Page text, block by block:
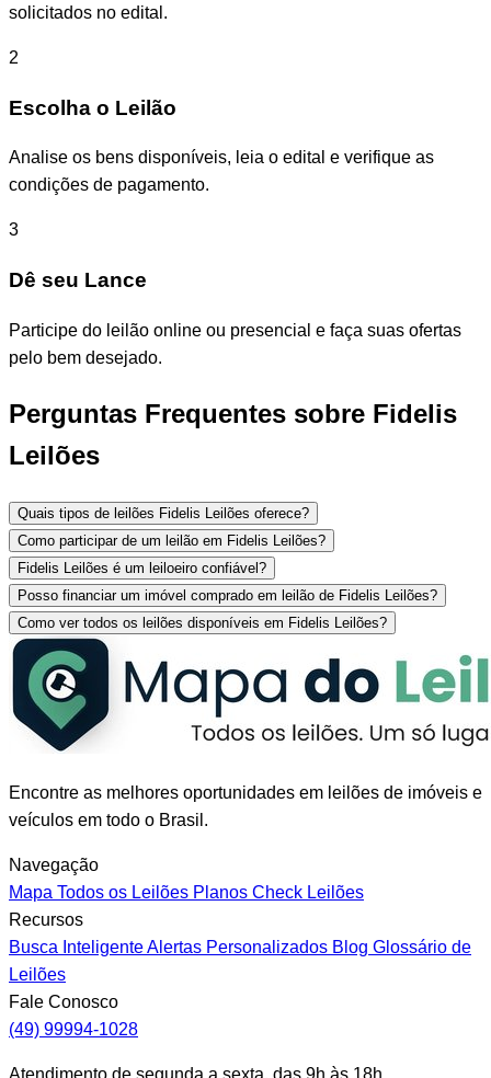
solicitados no edital.
2
Escolha o Leilão
Analise os bens disponíveis, leia o edital e verifique as
condições de pagamento.
3
Dê seu Lance
Participe do leilão online ou presencial e faça suas ofertas
pelo bem desejado.
Perguntas Frequentes sobre Fidelis
Leilões
Quais tipos de leilões Fidelis Leilões oferece?
Como participar de um leilão em Fidelis Leilões?
Fidelis Leilões é um leiloeiro confiável?
Posso financiar um imóvel comprado em leilão de Fidelis Leilões?
Como ver todos os leilões disponíveis em Fidelis Leilões?
Encontre as melhores oportunidades em leilões de imóveis e
veículos em todo o Brasil.
Navegação
Mapa Todos os Leilões Planos Check Leilões
Recursos
Busca InteligenteAlertas Personalizados Blog Glossário de
Leilões
Fale Conosco
(49) 99994-1028
Atendimento de segunda a sexta, das 9h às 18h